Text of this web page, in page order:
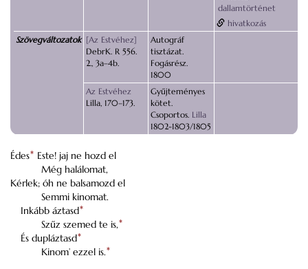
dallamtörténet
hivatkozás
Szövegváltozatok [Az Estvéhez]
DebrK. R 556.
2., 3a–4b.
Autográf
tisztázat.
Fogásrész.
1800
Az Estvéhez
Lilla, 170–173.
Gyűjteményes
kötet.
Csoportos. Lilla
1802-1803/1805
Édes* Este! jaj ne hozd el
Még halálomat,
Kérlek; óh ne balsamozd el
Semmi kinomat.
Inkább áztasd*
Szűz szemed te is,*
És dupláztasd*
Kinom’ ezzel is.*